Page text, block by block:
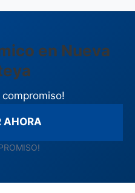
en Nueva
compromiso!
AHORA